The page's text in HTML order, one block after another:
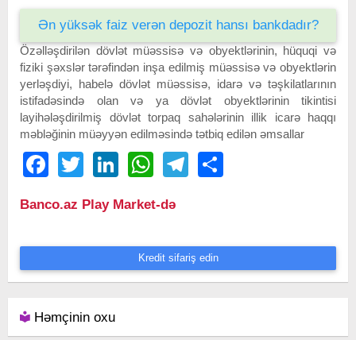
Ən yüksək faiz verən depozit hansı bankdadır?
Özəlləşdirilən dövlət müəssisə və obyektlərinin, hüquqi və
fiziki şəxslər tərəfindən inşa edilmiş müəssisə və obyektlərin
yerləşdiyi, habelə dövlət müəssisə, idarə və təşkilatlarının
istifadəsində olan və ya dövlət obyektlərinin tikintisi
layihələşdirilmiş dövlət torpaq sahələrinin illik icarə haqqı
məbləğinin müəyyən edilməsində tətbiq edilən əmsallar
FacebookTwitter LinkedIn WhatsAppTelegram
Banco.az Play Market-də
Kredit sifariş edin
Həmçinin oxu